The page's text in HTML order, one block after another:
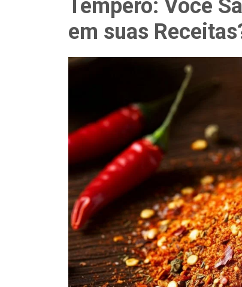
Tempero: Você
em suas